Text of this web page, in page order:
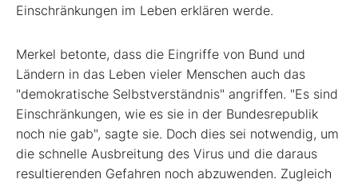
Einschränkungen im Leben erklären werde.
Merkel betonte, dass die Eingriffe von Bund und
Ländern in das Leben vieler Menschen auch das
"demokratische Selbstverständnis" angriffen. "Es sind
Einschränkungen, wie es sie in der Bundesrepublik
noch nie gab", sagte sie. Doch dies sei notwendig, um
die schnelle Ausbreitung des Virus und die daraus
resultierenden Gefahren noch abzuwenden. Zugleich